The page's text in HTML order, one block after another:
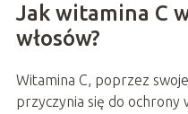
Jak witamina C
włosów?
Witamina C, poprzez
przyczynia się do ochrony